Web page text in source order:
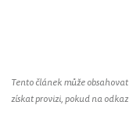
Tento článek může
získat provizi, pokud na